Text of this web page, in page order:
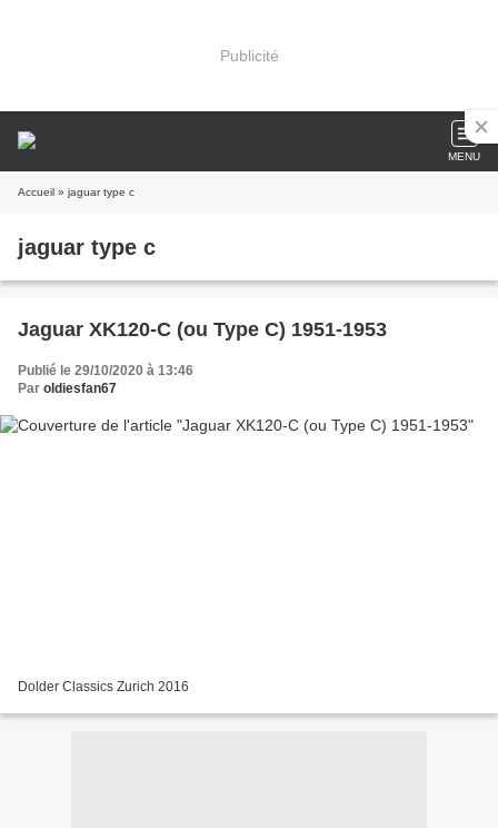
Publicité
MENU
Accueil » jaguar type c
jaguar type c
Jaguar XK120-C (ou Type C) 1951-1953
Publié le 29/10/2020 à 13:46
Par oldiesfan67
Dolder Classics Zurich 2016